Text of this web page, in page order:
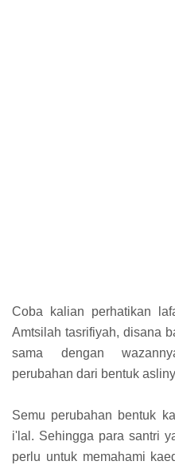
Coba kalian perhatikan
Amtsilah tasrifiyah, disana
sama dengan
perubahan dari bentuk
Semu perubahan bentuk
i'lal. Sehingga para santri
perlu untuk memahami